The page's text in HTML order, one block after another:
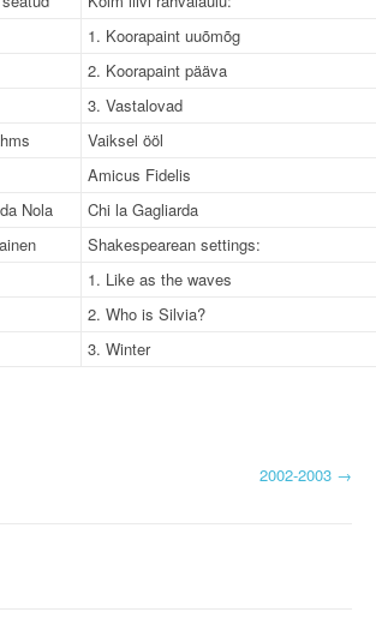
1. Koorapaint uuõmõg
2. Koorapaint pääva
3. Vastalovad
Vaiksel ööl
Amicus Fidelis
Nola
Chi la Gagliarda
Shakespearean settings:
1. Like as the waves
2. Who is Silvia?
3. Winter
2002-2003 →